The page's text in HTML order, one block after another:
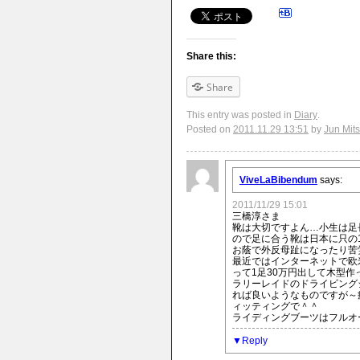
Share this:
Share
This entry was posted in Diary.
Posted on 2011.11.29 13:51 by Jun
ViveLaBibendum says:
2011/11/29 15:01
三橋淳さま
靴は大切ですよん…小生は足
ので足に合う靴は日本に只
お蔭で外反母趾になったり
最近ではインターネットで
って1足30万円出して木型
ラリーレイドのドライビン
れば良いようなものですが
ィッティングで＾＾
ライディングブーツはフル
Reply